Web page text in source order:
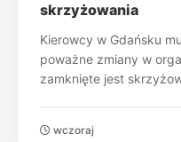
skrzyżowania
Kierowcy w Gdańsku
poważne zmiany w
zamknięte jest
wczoraj